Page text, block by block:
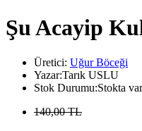
Şu Acayip
Üretici: Uğur Böceği
Yazar:Tarık USLU
Stok Durumu:Stokta var
140,00 TL